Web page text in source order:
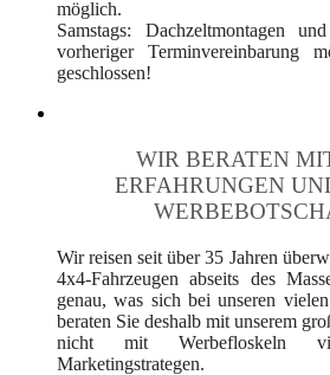
möglich.
Samstags: Dachzeltmontagen
vorheriger Terminvereinbarung
geschlossen!
WIR BERATEN
ERFAHRUNGEN
Wir reisen seit über 35 Jahren
4x4-Fahrzeugen abseits des
genau, was sich bei unseren
beraten Sie deshalb mit unserem
nicht mit Werbefloskeln
Marketingstrategen.